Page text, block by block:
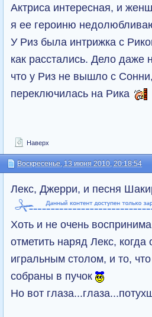
Актриса интересная, и
я ее героиню
У Риз была интрижка с
как расстались. Дело даже
что у Риз не вышло с
переключилась на Рика
Наверх
Воскресенье, 13 июня 2010, 20:18:54
Лекс, Джерри, и песня
Хоть и не очень
отметить наряд Лекс,
игральным столом, и то,
собраны в пучок
Но вот